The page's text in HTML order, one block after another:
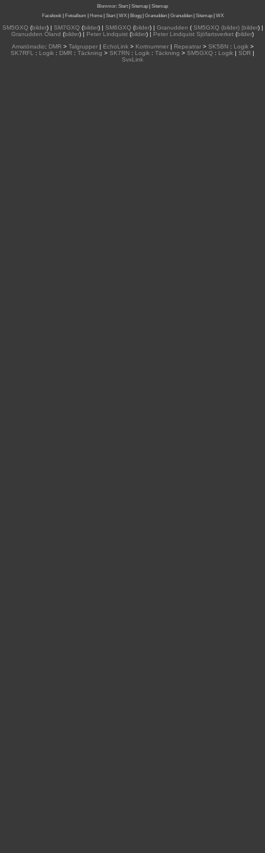
Blommor: Start Sitemap
Sitemap
Facebook| Fotoalbum Home| Start| WX| Blogg| Granudden| Granudden| Sitemap| WX
SM5GXQ(bilder) | SM7GXQ(bilder) | SM6GXQ(bilder) | Granudden (SM5GXQ (bilder) |bilder) |
Granudden Öland (bilder) | Peter Lindquist (bilder) | Peter Lindquist Sjöfartsverket (bilder)
Amatörradio: DMR> Talgrupper| EchoLink> Kortnummer| Repeatrar> SK5BN: Logik>
SK7RFL
: Logik : DMR : Täckning > SK7RN : Logik : Täckning > SM5GXQ : Logik | SDR |
SvxLink